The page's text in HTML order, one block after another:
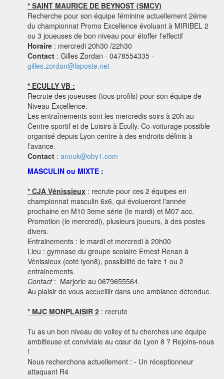
* SAINT MAURICE DE BEYNOST (SMCV)
Recherche pour son équipe féminine actuellement 2éme
du championnat Promo Excellence évoluant à MIRIBEL 2
ou 3 joueuses de bon niveau pour étoffer l'effectif
Horaire : mercredi 20h30 /22h30
Contact : Gilles Zordan - 0478554335 -
gilles.zordan@laposte.net
* ECULLY VB :
Recrute des joueuses (tous profils) pour son équipe de
Niveau Excellence.
Les entraînements sont les mercredis soirs à 20h au
Centre sportif et de Loisirs à Ecully. Co-voiturage possible
organisé depuis Lyon centre à des endroits définis à
l’avance.
Contact : anouk@oby1.com
MASCULIN ou MIXTE :
* CJA Vénissieux : recrute pour ces 2 équipes en
championnat masculin 6x6, qui évolueront l'année
prochaine en M10 3eme série (le mardi) et M07 acc.
Promotion (le mercredi), plusieurs joueurs, à des postes
divers.
Entrainements : le mardi et mercredi à 20h00
Lieu : gymnase du groupe scolaire Ernest Renan à
Vénissieux (coté lyon8), possibilité de faire 1 ou 2
entrainements.
Contact : Marjorie au 0679655564.
Au plaisir de vous accueillir dans une ambiance détendue.
* MJC MONPLAISIR 2 : recrute
Tu as un bon niveau de volley et tu cherches une équipe
ambitieuse et conviviale au cœur de Lyon 8 ? Rejoins-nous
!
Nous recherchons actuellement : - Un réceptionneur
attaquant R4